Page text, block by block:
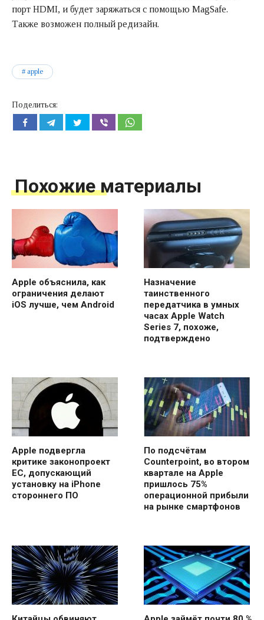
порт HDMI, и будет заряжаться с помощью MagSafe.
Также возможен полный редизайн.
apple
Поделиться:
Похожие материалы
Apple объяснила, как
ограничения делают
iOS лучше, чем Android
Назначение
таинственного
передатчика в умных
часах Apple Watch
Series 7, похоже,
подтверждено
Apple подвергла
критике законопроект
ЕС, допускающий
установку на iPhone
стороннего ПО
По подсчётам
Counterpoint, во втором
квартале на Apple
пришлось 75%
операционной прибыли
на рынке смартфонов